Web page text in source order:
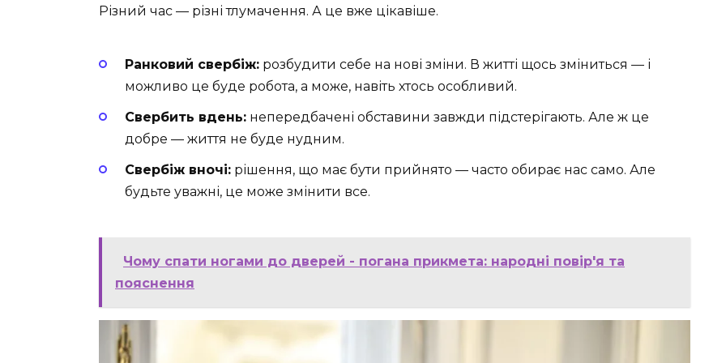
Різний час — різні тлумачення. А це вже цікавіше.
Ранковий свербіж: розбудити себе на нові зміни. В житті щось зміниться — і
можливо це буде робота, а може, навіть хтось особливий.
Свербить вдень: непередбачені обставини завжди підстерігають. Але ж це
добре — життя не буде нудним.
Свербіж вночі: рішення, що має бути прийнято — часто обирає нас само. Але
будьте уважні, це може змінити все.
Чому спати ногами до дверей - погана прикмета: народні повір'я та
пояснення